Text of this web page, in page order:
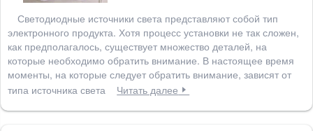
Светодиодные источники света представляют собой тип
электронного продукта. Хотя процесс установки не так сложен,
как предполагалось, существует множество деталей, на
которые необходимо обратить внимание. В настоящее время
моменты, на которые следует обратить внимание, зависят от
типа источника света
Читать далее